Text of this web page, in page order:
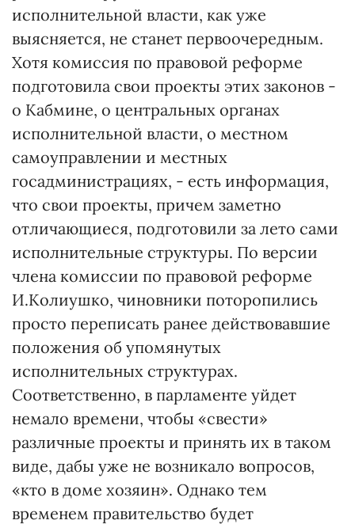
исполнительной власти, как уже
выясняется, не станет первоочередным.
Хотя комиссия по правовой реформе
подготовила свои проекты этих законов -
о Кабмине, о центральных органах
исполнительной власти, о местном
самоуправлении и местных
госадминистрациях, - есть информация,
что свои проекты, причем заметно
отличающиеся, подготовили за лето сами
исполнительные структуры. По версии
члена комиссии по правовой реформе
И.Колиушко, чиновники поторопились
просто переписать ранее действовавшие
положения об упомянутых
исполнительных структурах.
Соответственно, в парламенте уйдет
немало времени, чтобы «свести»
различные проекты и принять их в таком
виде, дабы уже не возникало вопросов,
«кто в доме хозяин». Однако тем
временем правительство будет